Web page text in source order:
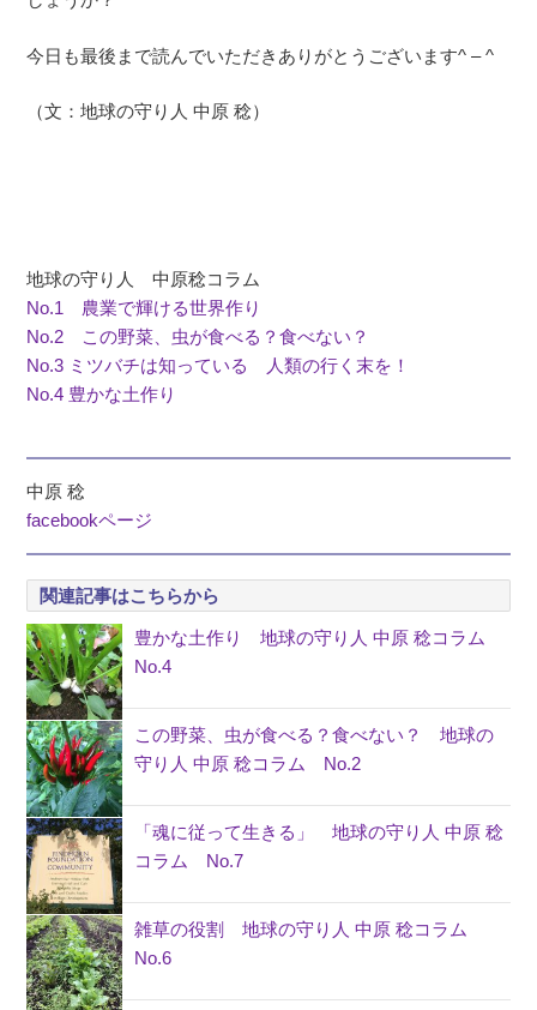
今日も最後まで読んでいただきありがとうございます^ – ^
（文：地球の守り人 中原 稔）
地球の守り人 中原稔コラム
No.1 農業で輝ける世界作り
No.2 この野菜、虫が食べる？食べない？
No.3 ミツバチは知っている 人類の行く末を！
No.4 豊かな土作り
中原 稔
facebookページ
関連記事はこちらから
豊かな土作り 地球の守り人 中原 稔コラム
No.4
この野菜、虫が食べる？食べない？ 地球の
守り人 中原 稔コラム No.2
「魂に従って生きる」 地球の守り人 中原 稔
コラム No.7
雑草の役割 地球の守り人 中原 稔コラム
No.6